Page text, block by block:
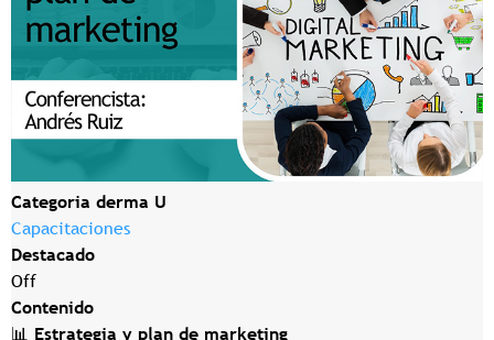
Categoria derma U
Capacitaciones
Destacado
Off
Contenido
📊 Estrategia y plan de marketing